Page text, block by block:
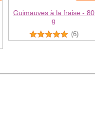
Guimauves à la fraise - 80
g
(6)